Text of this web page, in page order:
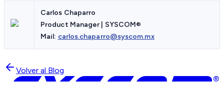
Carlos Chaparro
Product Manager | SYSCOM®
Mail: carlos.chaparro@syscom.mx
Volver al Blog